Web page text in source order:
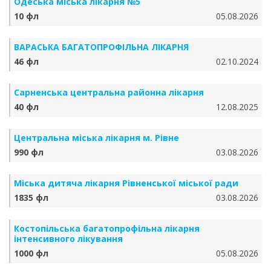
10 фл
05.08.2026
ВАРАСЬКА БАГАТОПРОФІЛЬНА ЛІКАРНЯ
46 фл
02.10.2024
Сарненська центральна районна лікарня
40 фл
12.08.2025
Центральна міська лікарня м. Рівне
990 фл
03.08.2026
Міська дитяча лікарня Рівненської міської ради
1835 фл
03.08.2026
Костопільська багатопрофільна лікарня
інтенсивного лікування
1000 фл
05.08.2026